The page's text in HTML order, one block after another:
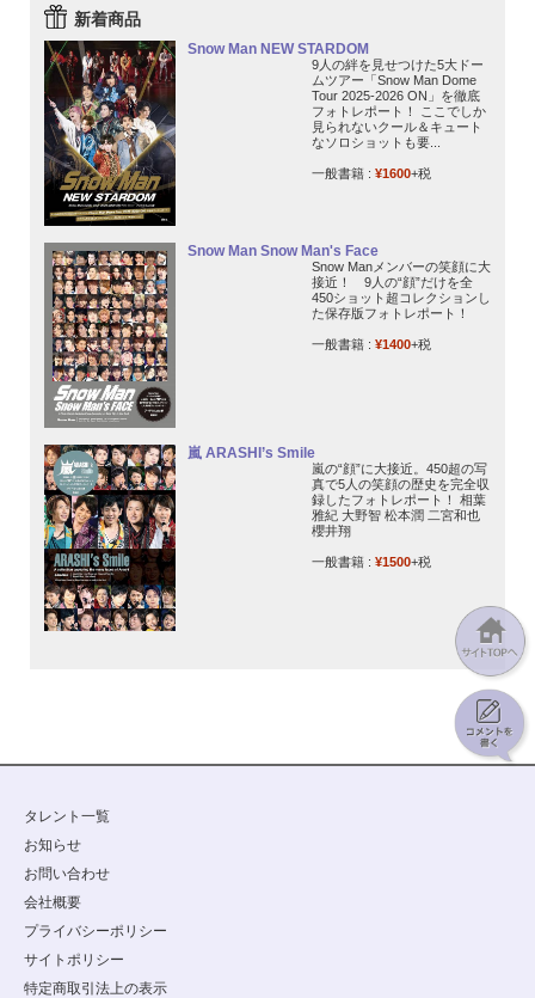
新着商品
Snow Man NEW STARDOM
9人の絆を見せつけた5大ドー
ムツアー「Snow Man Dome
Tour 2025-2026 ON」を徹底
フォトレポート！ ここでしか
見られないクール＆キュート
なソロショットも要...
一般書籍 : ¥1600+税
Snow Man Snow Man's Face
Snow Manメンバーの笑顔に大
接近！ 9人の“顔”だけを全
450ショット超コレクションし
た保存版フォトレポート！
一般書籍 : ¥1400+税
嵐 ARASHI’s Smile
嵐の“顔”に大接近。450超の写
真で5人の笑顔の歴史を完全収
録したフォトレポート！ 相葉
雅紀 大野智 松本潤 二宮和也
櫻井翔
一般書籍 : ¥1500+税
タレント一覧
お知らせ
お問い合わせ
会社概要
プライバシーポリシー
サイトポリシー
特定商取引法上の表示